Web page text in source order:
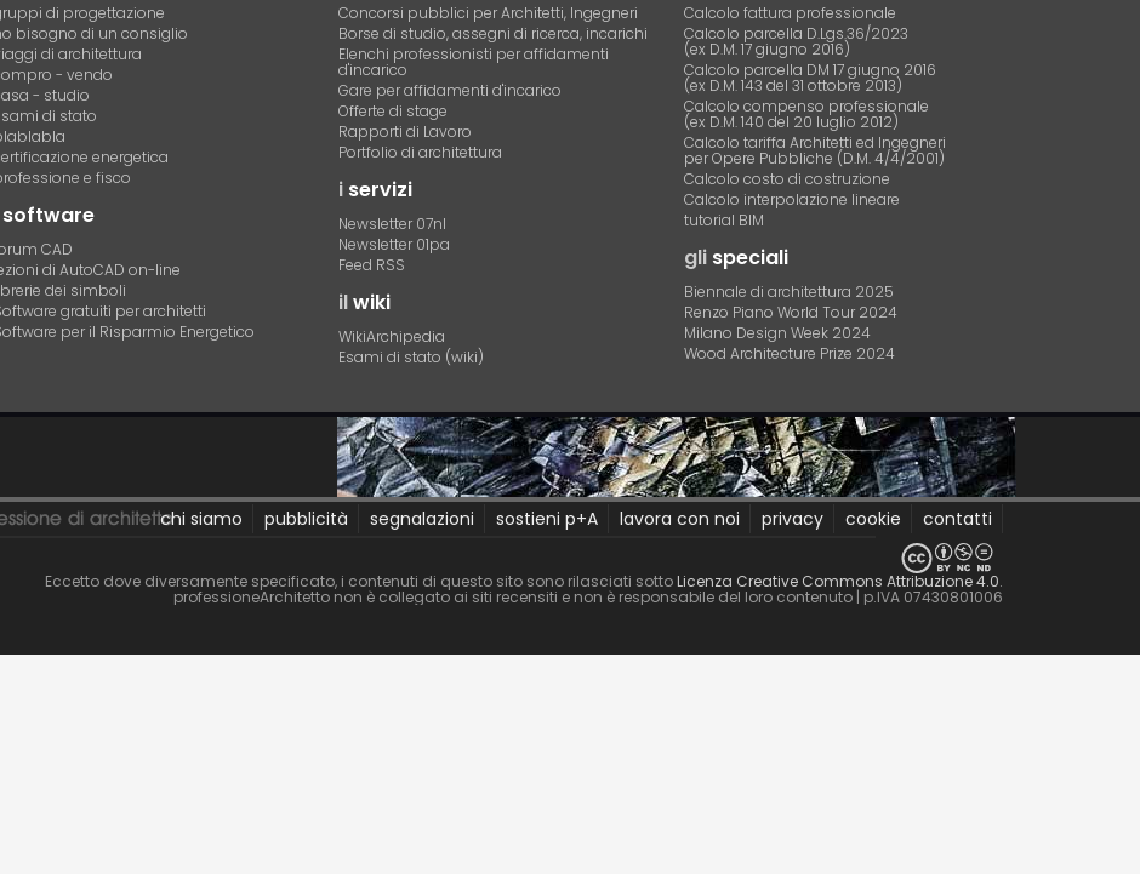
di progettazione
bisogno di un consiglio
di architettura
- vendo
- studio
di stato
energetica
e fisco
software
CAD
di AutoCAD on-line
dei simboli
gratuiti per architetti
per il Risparmio Energetico
Concorsi pubblici per Architetti, Ingegneri
Borse di studio, assegni di ricerca, incarichi
Elenchi professionisti per affidamenti
d'incarico
Gare per affidamenti d'incarico
Offerte di stage
Rapporti di Lavoro
Portfolio di architettura
i servizi
Newsletter 07nl
Newsletter 01pa
Feed RSS
ilwiki
WikiArchipedia
Esami di stato (wiki)
Calcolo fattura professionale
Calcolo parcella D.Lgs.36/2023
(ex D.M. 17 giugno 2016)
Calcolo parcella DM 17 giugno 2016
(ex D.M. 143 del 31 ottobre 2013)
Calcolo compenso professionale
(ex D.M. 140 del 20 luglio 2012)
Calcolo tariffa Architetti ed Ingegneri
per Opere Pubbliche (D.M. 4/4/2001)
Calcolo costo di costruzione
Calcolo interpolazione lineare
tutorial BIM
gli speciali
Biennale di architettura 2025
Renzo Piano World Tour 2024
Milano Design Week 2024
Wood Architecture Prize 2024
chi siamo pubblicità segnalazioni sostieni p+A lavora con noi privacy cookie contatti
Eccetto dove diversamente specificato, i contenuti di questo sito sono rilasciati sottoLicenza Creative Commons Attribuzione 4.0.
professioneArchitetto non è collegato ai siti recensiti e non è responsabile del loro contenuto | p.IVA 07430801006